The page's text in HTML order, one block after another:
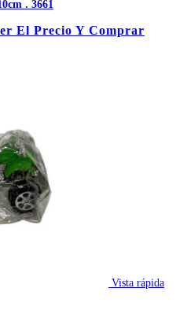
. 3661
El Precio Y Comprar
Vista rápida